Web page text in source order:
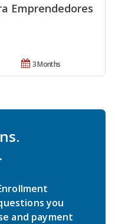
Emprendedores
3 Months
you
and payment